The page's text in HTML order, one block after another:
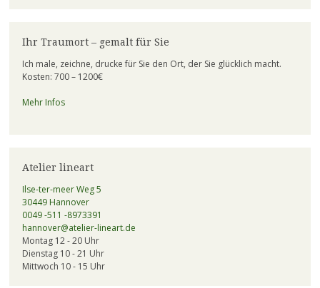
Ihr Traumort – gemalt für Sie
Ich male, zeichne, drucke für Sie den Ort, der Sie glücklich macht.
Kosten: 700 – 1200€
Mehr Infos
Atelier lineart
Ilse-ter-meer Weg 5
30449 Hannover
0049 -511 -8973391
hannover@atelier-lineart.de
Montag 12 - 20 Uhr
Dienstag 10 - 21 Uhr
Mittwoch 10 - 15 Uhr